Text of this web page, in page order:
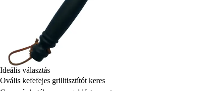
Ideális választás
Ovális kefefejes grilltisztítót keres